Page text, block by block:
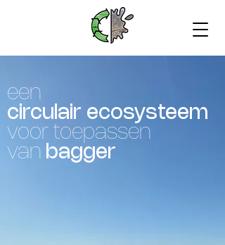
een
circulair ecosysteem
voor toepassen
van bagger